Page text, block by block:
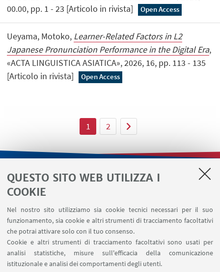
QUESTO SITO WEB UTILIZZA I
COOKIE
Nel nostro sito utilizziamo sia cookie tecnici necessari per il suo
funzionamento, sia cookie e altri strumenti di tracciamento facoltativi
che potrai attivare solo con il tuo consenso.
Cookie e altri strumenti di tracciamento facoltativi sono usati per
analisi statistiche, misure sull'efficacia della comunicazione
istituzionale e analisi dei comportamenti degli utenti.
00.00, pp. 1 - 23 [Articolo in rivista]
Open Access
Ueyama, Motoko, Learner-Related Factors in L2
Japanese Pronunciation Performance in the Digital Era,
«ACTA LINGUISTICA ASIATICA», 2026, 16, pp. 113 - 135
[Articolo in rivista]
Open Access
1 2
LINK UTILI
Area riservata
Area DIT
SEGUI IL DIPARTIMENTO SU: